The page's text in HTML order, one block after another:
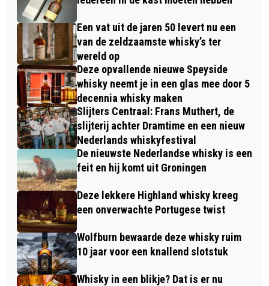
Een vat uit de jaren 50 levert nu een
van de zeldzaamste whisky’s ter
wereld op
Deze opvallende nieuwe Speyside
whisky neemt je in een glas mee door 5
decennia whisky maken
Slijters Centraal: Frans Muthert, de
slijterij achter Dramtime en een nieuw
Nederlands whiskyfestival
De nieuwste Nederlandse whisky is een
feit en hij komt uit Groningen
Deze lekkere Highland whisky kreeg
een onverwachte Portugese twist
Wolfburn bewaarde deze whisky ruim
10 jaar voor een knallend slotstuk
Whisky in een blikje? Dat is er nu